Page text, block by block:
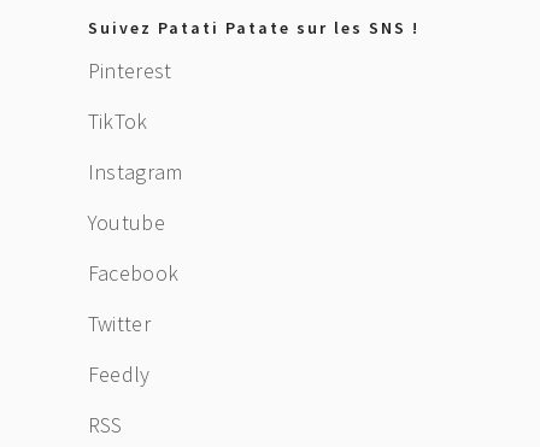
FooterSuivez Patati Patate sur les SNS !
Pinterest
TikTok
Instagram
Youtube
Facebook
Twitter
Feedly
RSS